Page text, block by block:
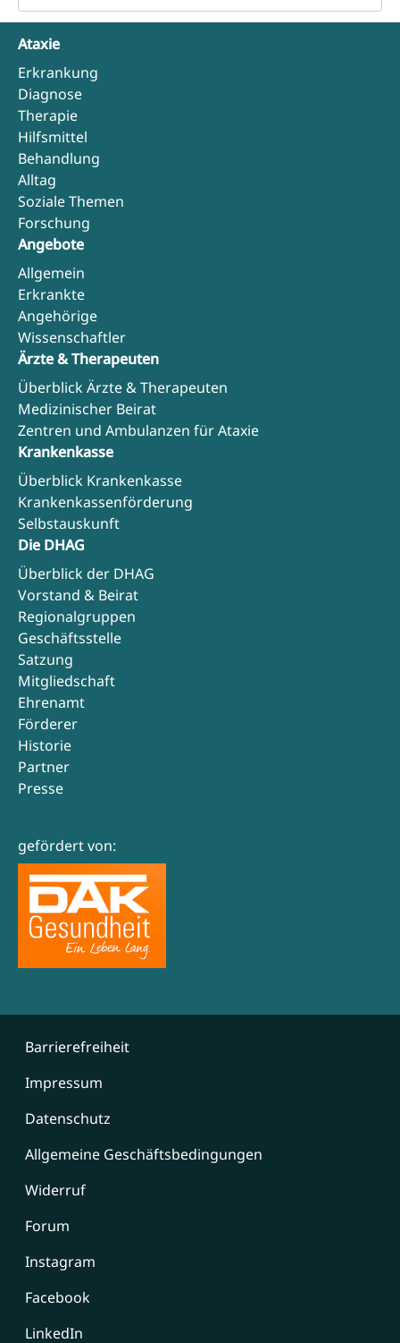
Ataxie
Erkrankung
Diagnose
Therapie
Hilfsmittel
Behandlung
Alltag
Soziale Themen
Forschung
Angebote
Allgemein
Erkrankte
Angehörige
Wissenschaftler
Ärzte & Therapeuten
Überblick Ärzte & Therapeuten
Medizinischer Beirat
Zentren und Ambulanzen für Ataxie
Krankenkasse
Überblick Krankenkasse
Krankenkassenförderung
Selbstauskunft
Die DHAG
Überblick der DHAG
Vorstand & Beirat
Regionalgruppen
Geschäftsstelle
Satzung
Mitgliedschaft
Ehrenamt
Förderer
Historie
Partner
Presse
gefördert von:
Barrierefreiheit
Impressum
Datenschutz
Allgemeine Geschäftsbedingungen
Widerruf
Forum
Instagram
Facebook
LinkedIn